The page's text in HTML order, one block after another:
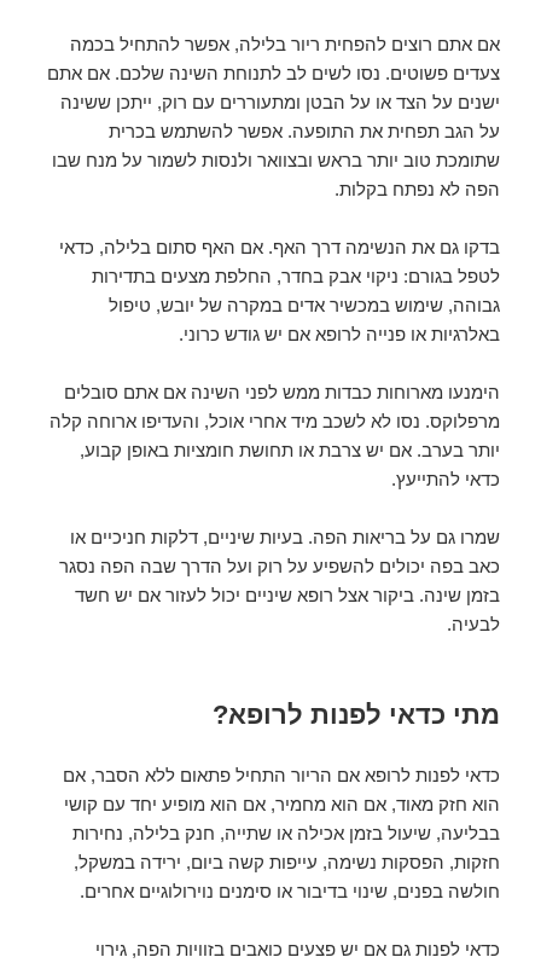
אם אתם רוצים להפחית ריור בלילה, אפשר להתחיל בכמה
צעדים פשוטים. נסו לשים לב לתנוחת השינה שלכם. אם אתם
ישנים על הצד או על הבטן ומתעוררים עם רוק, ייתכן ששינה
על הגב תפחית את התופעה. אפשר להשתמש בכרית
שתומכת טוב יותר בראש ובצוואר ולנסות לשמור על מנח שבו
הפה לא נפתח בקלות.
בדקו גם את הנשימה דרך האף. אם האף סתום בלילה, כדאי
לטפל בגורם: ניקוי אבק בחדר, החלפת מצעים בתדירות
גבוהה, שימוש במכשיר אדים במקרה של יובש, טיפול
באלרגיות או פנייה לרופא אם יש גודש כרוני.
הימנעו מארוחות כבדות ממש לפני השינה אם אתם סובלים
מרפלוקס. נסו לא לשכב מיד אחרי אוכל, והעדיפו ארוחה קלה
יותר בערב. אם יש צרבת או תחושת חומציות באופן קבוע,
כדאי להתייעץ.
שמרו גם על בריאות הפה. בעיות שיניים, דלקות חניכיים או
כאב בפה יכולים להשפיע על רוק ועל הדרך שבה הפה נסגר
בזמן שינה. ביקור אצל רופא שיניים יכול לעזור אם יש חשד
לבעיה.
מתי כדאי לפנות לרופא?
כדאי לפנות לרופא אם הריור התחיל פתאום ללא הסבר, אם
הוא חזק מאוד, אם הוא מחמיר, אם הוא מופיע יחד עם קושי
בבליעה, שיעול בזמן אכילה או שתייה, חנק בלילה, נחירות
חזקות, הפסקות נשימה, עייפות קשה ביום, ירידה במשקל,
חולשה בפנים, שינוי בדיבור או סימנים נוירולוגיים אחרים.
כדאי לפנות גם אם יש פצעים כואבים בזוויות הפה, גירוי